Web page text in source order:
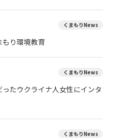
くまもりNews
り環境教育
くまもりNews
たウクライナ人女性にインタ
くまもりNews